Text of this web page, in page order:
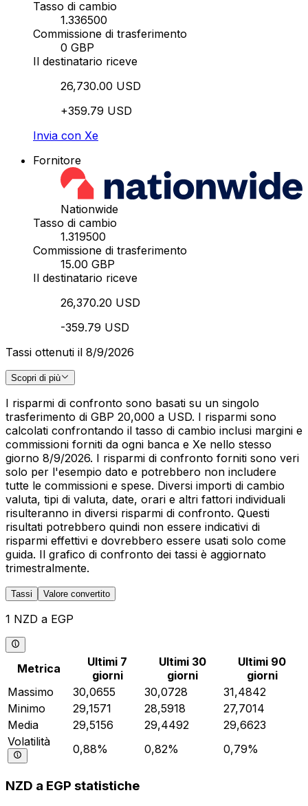
Tasso di cambio
1.336500
Commissione di trasferimento
0 GBP
Il destinatario riceve
26,730.00 USD
+359.79 USD
Invia con Xe
Fornitore
Nationwide
Tasso di cambio
1.319500
Commissione di trasferimento
15.00 GBP
Il destinatario riceve
26,370.20 USD
-359.79 USD
Tassi ottenuti il 8/9/2026
Scopri di più
I risparmi di confronto sono basati su un singolo
trasferimento di GBP 20,000 a USD. I risparmi sono
calcolati confrontando il tasso di cambio inclusi margini e
commissioni forniti da ogni banca e Xe nello stesso
giorno 8/9/2026. I risparmi di confronto forniti sono veri
solo per l'esempio dato e potrebbero non includere
tutte le commissioni e spese. Diversi importi di cambio
valuta, tipi di valuta, date, orari e altri fattori individuali
risulteranno in diversi risparmi di confronto. Questi
risultati potrebbero quindi non essere indicativi di
risparmi effettivi e dovrebbero essere usati solo come
guida. Il grafico di confronto dei tassi è aggiornato
trimestralmente.
Tassi Valore convertito
1 NZD a EGP
Metrica
Ultimi 7
giorni
Ultimi 30
giorni
Ultimi 90
giorni
Massimo
30,0655 30,0728
31,4842
Minimo
29,1571 28,5918
27,7014
Media
29,5156 29,4492
29,6623
Volatilità
0,88% 0,82% 0,79%
NZD a EGP statistiche